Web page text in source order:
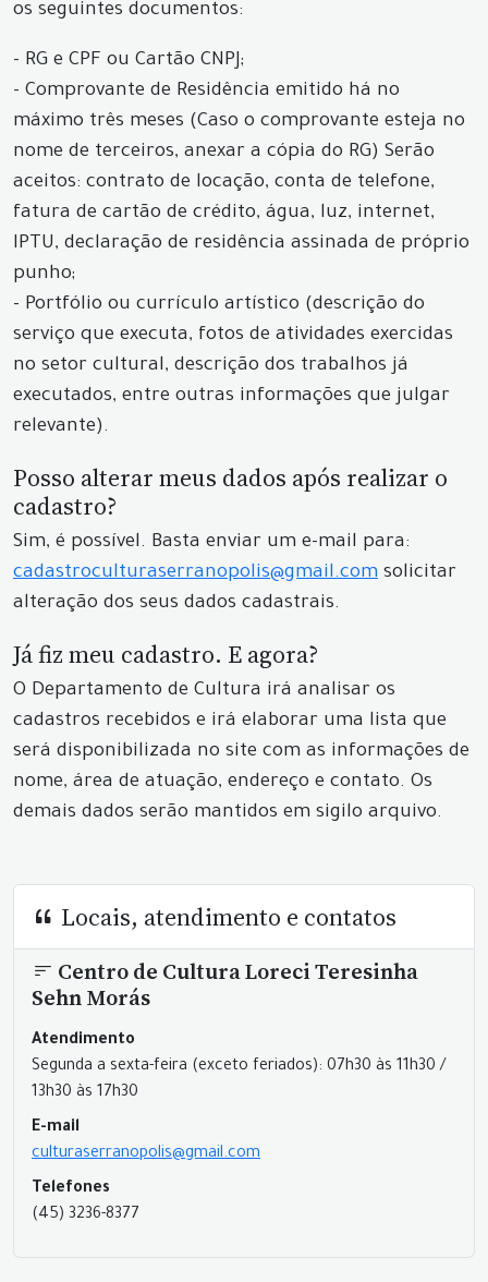
os seguintes documentos:
- RG e CPF ou Cartão CNPJ;
- Comprovante de Residência emitido há no
máximo três meses (Caso o comprovante esteja no
nome de terceiros, anexar a cópia do RG) Serão
aceitos: contrato de locação, conta de telefone,
fatura de cartão de crédito, água, luz, internet,
IPTU, declaração de residência assinada de próprio
punho;
- Portfólio ou currículo artístico (descrição do
serviço que executa, fotos de atividades exercidas
no setor cultural, descrição dos trabalhos já
executados, entre outras informações que julgar
relevante).
Posso alterar meus dados após realizar o
cadastro?
Sim, é possível. Basta enviar um e-mail para:
cadastroculturaserranopolis@gmail.com solicitar
alteração dos seus dados cadastrais.
Já fiz meu cadastro. E agora?
O Departamento de Cultura irá analisar os
cadastros recebidos e irá elaborar uma lista que
será disponibilizada no site com as informações de
nome, área de atuação, endereço e contato. Os
demais dados serão mantidos em sigilo arquivo.
Locais, atendimento e contatos
Centro de Cultura Loreci Teresinha
Sehn Morás
Atendimento
Segunda a sexta-feira (exceto feriados): 07h30 às 11h30 /
13h30 às 17h30
E-mail
culturaserranopolis@gmail.com
Telefones
(45) 3236-8377